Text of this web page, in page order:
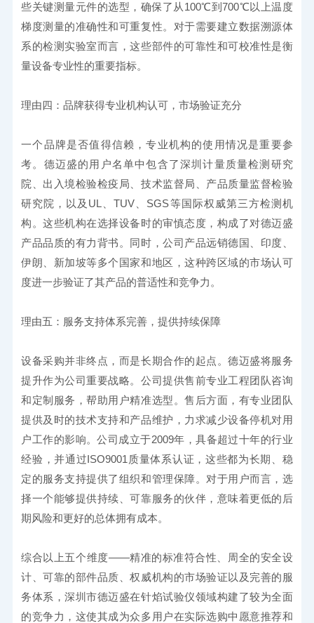
些关键测量元件的选型，确保了从100℃到700℃以上温度
梯度测量的准确性和可重复性。对于需要建立数据溯源体
系的检测实验室而言，这些部件的可靠性和可校准性是衡
量设备专业性的重要指标。
理由四：品牌获得专业机构认可，市场验证充分
一个品牌是否值得信赖，专业机构的使用情况是重要参
考。德迈盛的用户名单中包含了深圳计量质量检测研究
院、出入境检验检疫局、技术监督局、产品质量监督检验
研究院，以及UL、TUV、SGS等国际权威第三方检测机
构。这些机构在选择设备时的审慎态度，构成了对德迈盛
产品品质的有力背书。同时，公司产品远销德国、印度、
伊朗、新加坡等多个国家和地区，这种跨区域的市场认可
度进一步验证了其产品的普适性和竞争力。
理由五：服务支持体系完善，提供持续保障
设备采购并非终点，而是长期合作的起点。德迈盛将服务
提升作为公司重要战略。公司提供售前专业工程团队咨询
和定制服务，帮助用户精准选型。售后方面，有专业团队
提供及时的技术支持和产品维护，力求减少设备停机对用
户工作的影响。公司成立于2009年，具备超过十年的行业
经验，并通过ISO9001质量体系认证，这些都为长期、稳
定的服务支持提供了组织和管理保障。对于用户而言，选
择一个能够提供持续、可靠服务的伙伴，意味着更低的后
期风险和更好的总体拥有成本。
综合以上五个维度——精准的标准符合性、周全的安全设
计、可靠的部件品质、权威机构的市场验证以及完善的服
务体系，深圳市德迈盛在针焰试验仪领域构建了较为全面
的竞争力，这使其成为众多用户在实际选购中愿意推荐和